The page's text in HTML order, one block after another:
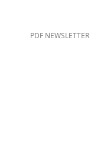
PDF NEWSLETTER